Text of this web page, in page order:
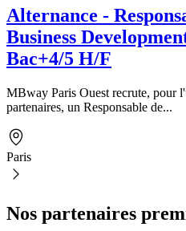
Alternance -
Business
Bac+4/5 H/F
MBway Paris Ouest recrute, pour
partenaires, un Responsable de...
Paris
Nos partenaires